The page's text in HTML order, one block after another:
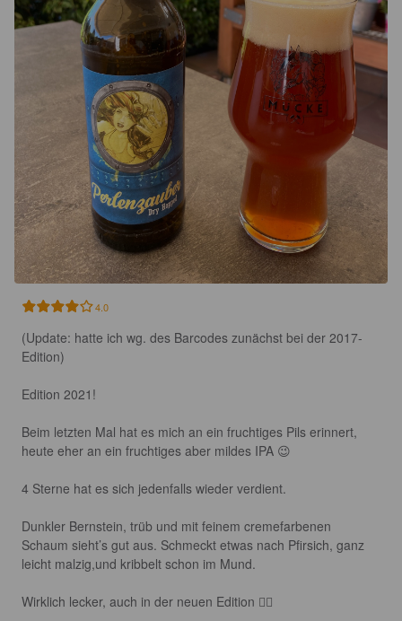
4.0
(Update: hatte ich wg. des Barcodes zunächst bei der 2017-
Edition)
Edition 2021!
Beim letzten Mal hat es mich an ein fruchtiges Pils erinnert,
heute eher an ein fruchtiges aber mildes IPA 😉
4 Sterne hat es sich jedenfalls wieder verdient.
Dunkler Bernstein, trüb und mit feinem cremefarbenen
Schaum sieht’s gut aus. Schmeckt etwas nach Pfirsich, ganz
leicht malzig,und kribbelt schon im Mund.
Wirklich lecker, auch in der neuen Edition 👍🏽